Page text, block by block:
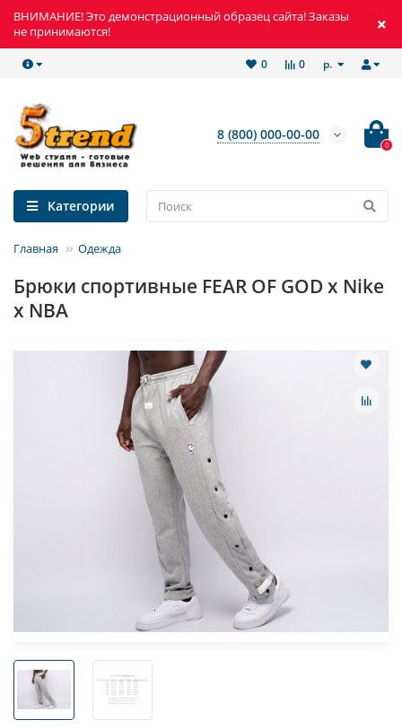
ВНИМАНИЕ! Это демонстрационный образец сайта! Заказы
не принимаются!
р.
0
0
8 (800) 000-00-00
0
Категории
Главная Одежда
Брюки спортивные FEAR OF GOD x Nike
x NBA